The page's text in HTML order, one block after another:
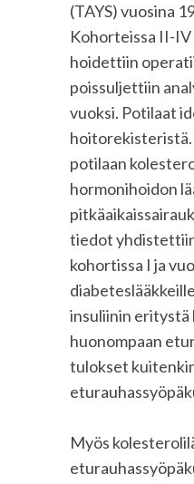
(TAYS) vuosina
Kohorteissa II-
hoidettiin
poissuljettiin
vuoksi. Potilaat
potilaan
hormonihoidon
tiedot
kohortissa I ja
insuliinin eritystä
huonompaan
tulokset
Myös